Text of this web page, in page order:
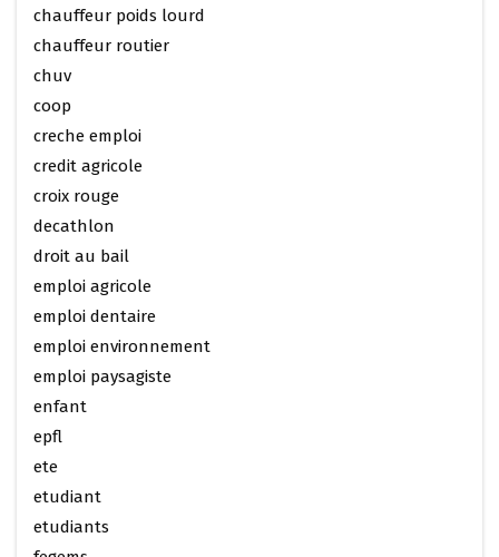
chauffeur poids lourd
chauffeur routier
chuv
coop
creche emploi
credit agricole
croix rouge
decathlon
droit au bail
emploi agricole
emploi dentaire
emploi environnement
emploi paysagiste
enfant
epfl
ete
etudiant
etudiants